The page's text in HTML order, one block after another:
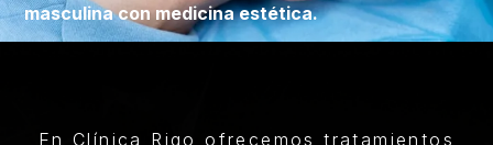
masculina con medicina estética.
En Clínica Rigo ofrecemos tratamientos